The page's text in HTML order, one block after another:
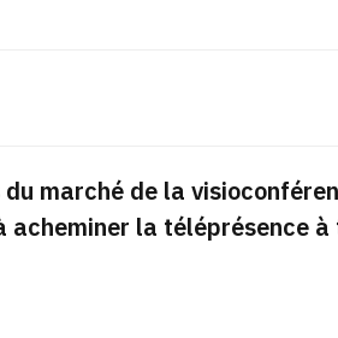
marché de la
la téléprésence